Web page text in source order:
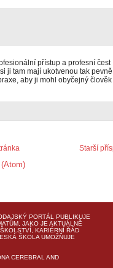
přístup a profesní čest
ji tam mají ukotvenou tak
aby ji mohl obyčejný člověk
Starší
PORTÁL PUBLIKUJE
JAKO JE AKTUÁLNĚ
KARIÉRNÍ ŘÁD
ŠKOLA UMOŽŇUJE
CEREBRAL AND